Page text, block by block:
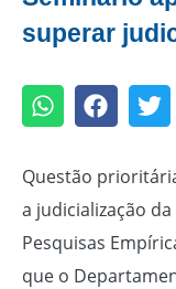
superar
Questão
a judicialização
Pesquisas
que o